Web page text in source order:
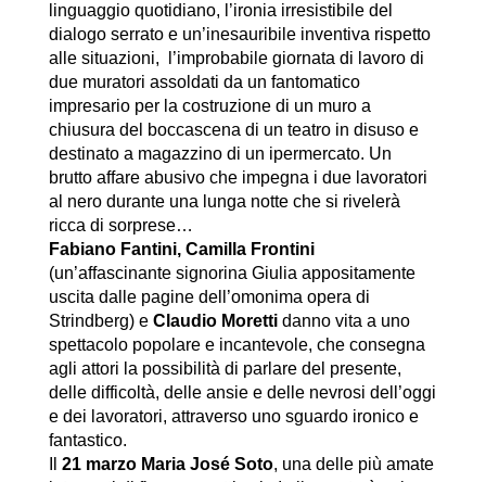
linguaggio quotidiano, l’ironia irresistibile del
dialogo serrato e un’inesauribile inventiva rispetto
alle situazioni, l’improbabile giornata di lavoro di
due muratori assoldati da un fantomatico
impresario per la costruzione di un muro a
chiusura del boccascena di un teatro in disuso e
destinato a magazzino di un ipermercato. Un
brutto affare abusivo che impegna i due lavoratori
al nero durante una lunga notte che si rivelerà
ricca di sorprese…
Fabiano Fantini, Camilla Frontini
(un’affascinante signorina Giulia appositamente
uscita dalle pagine dell’omonima opera di
Strindberg) e Claudio Morettidanno vita a uno
spettacolo popolare e incantevole, che consegna
agli attori la possibilità di parlare del presente,
delle difficoltà, delle ansie e delle nevrosi dell’oggi
e dei lavoratori, attraverso uno sguardo ironico e
fantastico.
21 marzo Maria José Soto, una delle più amate